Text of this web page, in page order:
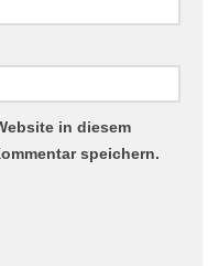
in diesem
speichern.